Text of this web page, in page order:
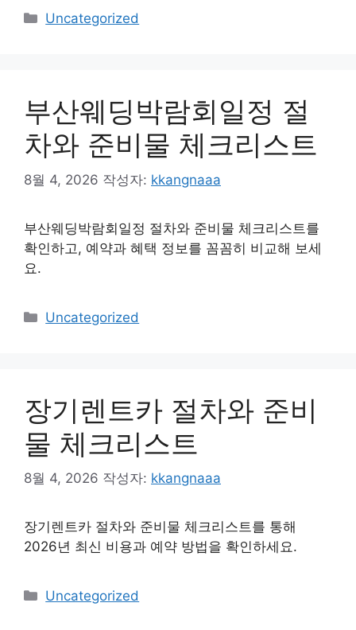
카
Uncategorized
부산웨딩박람회일정 절
차와 준비물 체크리스트
8월 4, 2026 작성자: kkangnaaa
부산웨딩박람회일정 절차와 준비물 체크리스트를
확인하고, 예약과 혜택 정보를 꼼꼼히 비교해 보세
요.
카
Uncategorized
장기렌트카 절차와 준비
물 체크리스트
8월 4, 2026 작성자: kkangnaaa
장기렌트카 절차와 준비물 체크리스트를 통해
2026년 최신 비용과 예약 방법을 확인하세요.
카
Uncategorized